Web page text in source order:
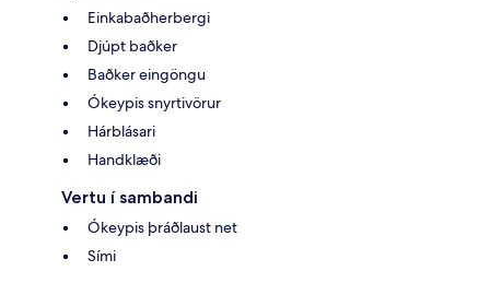
Einkabaðherbergi
Djúpt baðker
Baðker eingöngu
Ókeypis snyrtivörur
Hárblásari
Handklæði
Vertu í sambandi
Ókeypis þráðlaust net
Sími